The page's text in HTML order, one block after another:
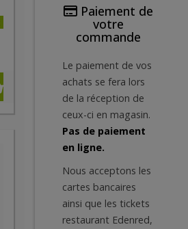
Paiement de
votre
commande
Le paiement de vos
achats se fera lors
de la réception de
ceux-ci en magasin.
Pas de paiement
en ligne.
Nous acceptons les
cartes bancaires
ainsi que les tickets
restaurant Edenred,